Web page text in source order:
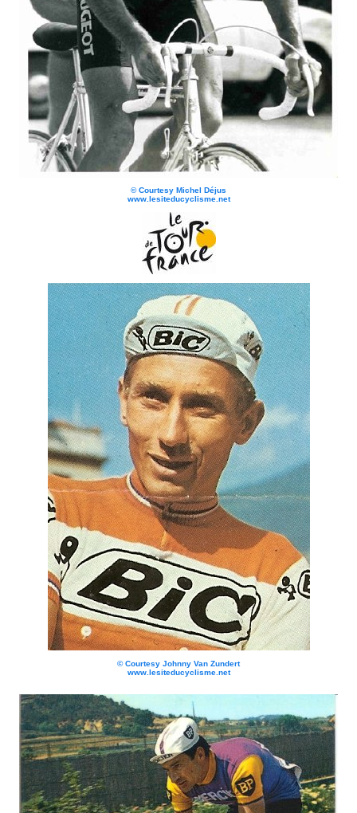
©Courtesy Michel Déjus
www.lesiteducyclisme.net
©Courtesy Johnny Van Zundert
www.lesiteducyclisme.net